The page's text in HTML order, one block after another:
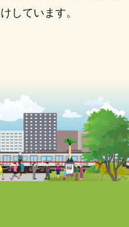
しています。